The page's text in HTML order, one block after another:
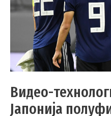
Видео-
Јапонија